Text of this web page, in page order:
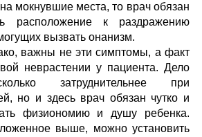
мокнувшие места, то врач обязан
расположение к раздражению
вызвать онанизм.
важны не эти симптомы, а факт
неврастении у пациента. Дело
затруднительнее при
но и здесь врач обязан чутко и
физиономию и душу ребенка.
выше, можно установить